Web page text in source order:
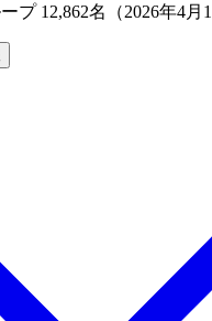
プ 12,862名（2026年4月